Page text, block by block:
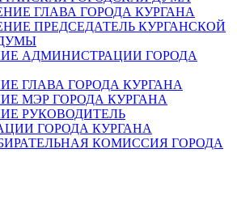
ГЛАВА ГОРОДА КУРГАНА
ПРЕДСЕДАТЕЛЬ КУРГАНСКОЙ
АДМИНИСТРАЦИИ ГОРОДА
ГЛАВА ГОРОДА КУРГАНА
МЭР ГОРОДА КУРГАНА
РУКОВОДИТЕЛЬ
ГОРОДА КУРГАНА
КОМИССИЯ ГОРОДА